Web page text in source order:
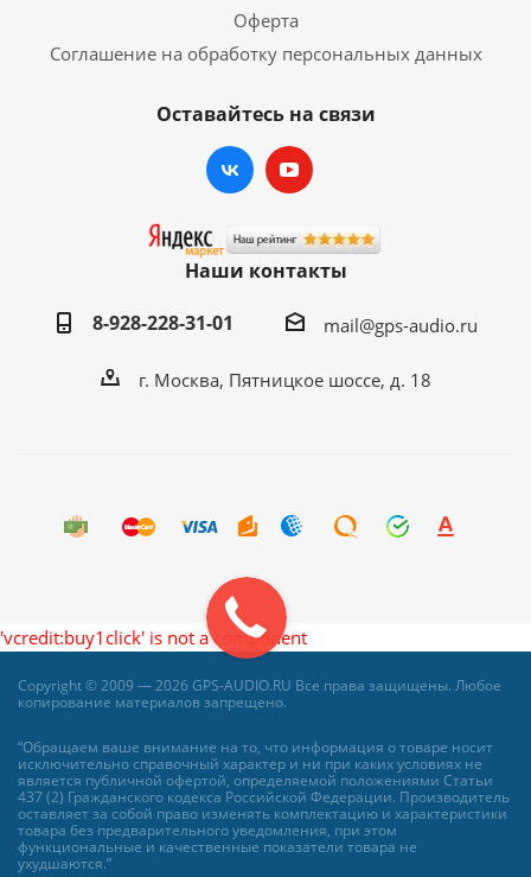
Оферта
Соглашение на обработку персональных данных
Оставайтесь на связи
Наши контакты
8-928-228-31-01
mail@gps-audio.ru
г. Москва, Пятницкое шоссе, д. 18
'vcredit:buy1click' is not a component
Copyright © 2009 — 2026 GPS-AUDIO.RU Все права защищены. Любое
копирование материалов запрещено.
“Обращаем ваше внимание на то, что информация о товаре носит
исключительно справочный характер и ни при каких условиях не
является публичной офертой, определяемой положениями Статьи
437 (2) Гражданского кодекса Российской Федерации. Производитель
оставляет за собой право изменять комплектацию и характеристики
товара без предварительного уведомления, при этом
функциональные и качественные показатели товара не
ухудшаются.”